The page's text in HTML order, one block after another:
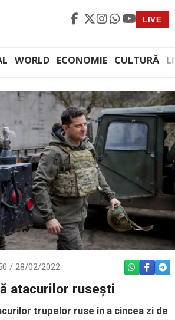
LIVE
WORLD ECONOMIE CULTURĂ
/ 28/02/2022 WHATSAPP
atacurilor rusești
trupelor ruse în a cincea zi de